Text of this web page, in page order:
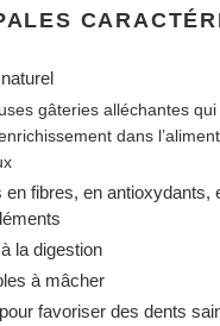
gâteries alléchantes
dans
en fibres, en antioxydants,
la digestion
à mâcher
favoriser des dents